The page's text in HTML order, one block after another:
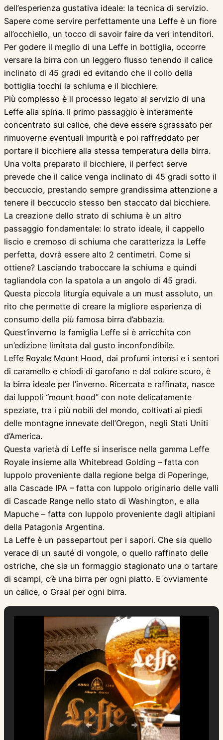
dell’esperienza gustativa ideale: la tecnica di servizio.
Sapere come servire perfettamente una Leffe è un fiore
all’occhiello, un tocco di savoir faire da veri intenditori.
Per godere il meglio di una Leffe in bottiglia, occorre
versare la birra con un leggero flusso tenendo il calice
inclinato di 45 gradi ed evitando che il collo della
bottiglia tocchi la schiuma e il bicchiere.
Più complesso è il processo legato al servizio di una
Leffe alla spina. Il primo passaggio è interamente
concentrato sul calice, che deve essere sgrassato per
rimuoverne eventuali impurità e poi raffreddato per
portare il bicchiere alla stessa temperatura della birra.
Una volta preparato il bicchiere, il perfect serve
prevede che il calice venga inclinato di 45 gradi sotto il
beccuccio, prestando sempre grandissima attenzione a
tenere il beccuccio stesso ben staccato dal bicchiere.
La creazione dello strato di schiuma è un altro
passaggio fondamentale: lo strato ideale, il cappello
liscio e cremoso di schiuma che caratterizza la Leffe
perfetta, dovrà essere alto 2 centimetri. Come si
ottiene? Lasciando traboccare la schiuma e quindi
tagliandola con la spatola a un angolo di 45 gradi.
Questa piccola liturgia equivale a un must assoluto, un
rito che permette di creare la migliore esperienza di
consumo della più famosa birra d’abbazia.
Quest’inverno la famiglia Leffe si è arricchita con
un’edizione limitata dal gusto inconfondibile.
Leffe Royale Mount Hood, dai profumi intensi e i sentori
di caramello e chiodi di garofano e dal colore scuro, è
la birra ideale per l’inverno. Ricercata e raffinata, nasce
dai luppoli “mount hood” con note delicatamente
speziate, tra i più nobili del mondo, coltivati ai piedi
delle montagne innevate dell’Oregon, negli Stati Uniti
d’America.
Questa varietà di Leffe si inserisce nella gamma Leffe
Royale insieme alla Whitebread Golding – fatta con
luppolo proveniente dalla regione belga di Poperinge,
alla Cascade IPA – fatta con luppolo originario delle valli
di Cascade Range nello stato di Washington, e alla
Mapuche – fatta con luppolo proveniente dagli altipiani
della Patagonia Argentina.
La Leffe è un passepartout per i sapori. Che sia quello
verace di un sauté di vongole, o quello raffinato delle
ostriche, che sia un formaggio stagionato una o tartare
di scampi, c’è una birra per ogni piatto. E ovviamente
un calice, o Graal per ogni birra.